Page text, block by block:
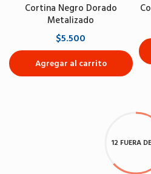
Cortina Negro Dorado
Metalizado
$5.500
Agregar al carrito
12 FUERA